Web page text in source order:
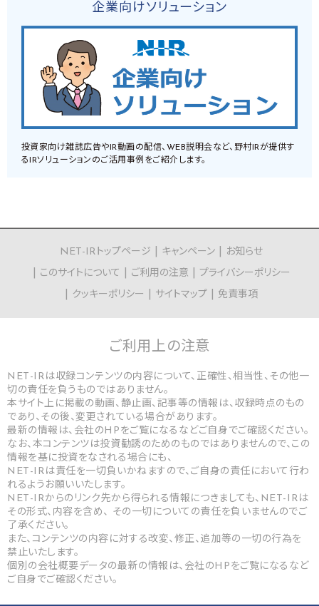
企業向けソリューション
投資家向け雑誌広告やIR動画の配信、WEB説明会など、野村IRが提供す
るIRソリューションのご活用事例をご紹介します。
NET-IRトップページ キャンペーン
お知らせ
このサイトについて
ご利用の注意
プライバシーポリシー
クッキーポリシー
サイトマップ 免責事項
ご利用上の注意
NET-IRは収録コンテンツの内容について、正確性、相当性、その他一
切の責任を負うものではありません。
本サイト上に掲載の動画、静止画、記事等の情報は、収録時点のもの
であり、その後、変更されている場合があります。
最新の情報は、会社のHPをご覧になるなどご自身でご確認ください。
なお、本コンテンツは投資勧誘のためのものではありませんので、この
情報を基に投資をなされる場合にも、
NET-IRは責任を一切負いかねますので、ご自身の責任において行わ
れるようお願いいたします。
NET-IRからのリンク先から得られる情報につきましても、NET-IRは
その形式、内容を含め、 その一切についての責任を負いませんのでご
了承ください。
また、コンテンツの内容に対する改変、修正、追加等の一切の行為を
禁止いたします。
個別の会社概要データの最新の情報は、会社のHPをご覧になるなど
ご自身でご確認ください。